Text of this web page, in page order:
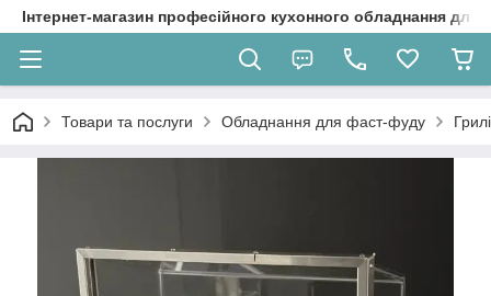
Інтернет-магазин професійного кухонного обладнання
Товари та послуги Обладнання для фаст-фуду